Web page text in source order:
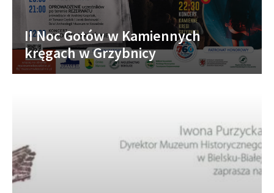
II Noc Gotów w Kamiennych
kręgach w Grzybnicy